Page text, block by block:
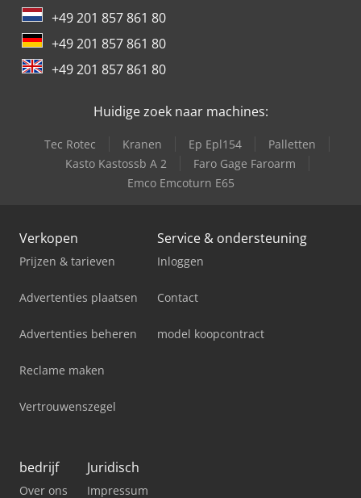
Valtra T132 Direct
Valtra T152 Direct
Valtra T172 Direct
Valtra T182 Direct
Valtra T202 Direct
+49 201 857 861 80
+49 201 857 861 80
+49 201 857 861 80
Huidige zoek naar machines:
Tec Rotec Kranen Ep Epl154
Palletten
Kasto Kastossb A 2
Faro Gage Faroarm
Emco Emcoturn E65
Verkopen
Prijzen & tarieven
Advertenties plaatsen
Advertenties beheren
Reclame maken
Vertrouwenszegel
Service & ondersteuning
Inloggen
Contact
model koopcontract
bedrijf
Over ons
Juridisch
Impressum